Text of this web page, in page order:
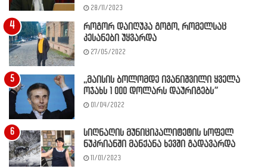
28/11/2023
როგორ დაიღუპა გოგო, რომელსაც
კესანები უყვარდა
27/05/2022
,,მაისის ბოლომდე ივანიშვილი ყველა
ოჯახს 1 000 დოლარს დაურიგებს”
01/04/2022
სიღნაღის მუნიციპალიტეტის სოფელ
ნუკრიანში მანქანა ხევში გადავარდა
11/01/2023